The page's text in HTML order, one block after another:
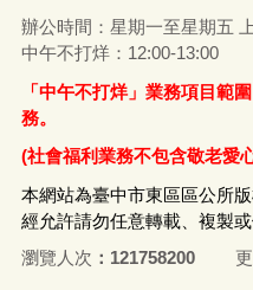
辦公時間：星期一至星期五
中午不打烊：12:00-13:00
「中午不打烊」業務項目範
務。
(社會福利業務不包含敬老愛
本網站為臺中市東區區公所
經允許請勿任意轉載、複製
瀏覽人次
121758200